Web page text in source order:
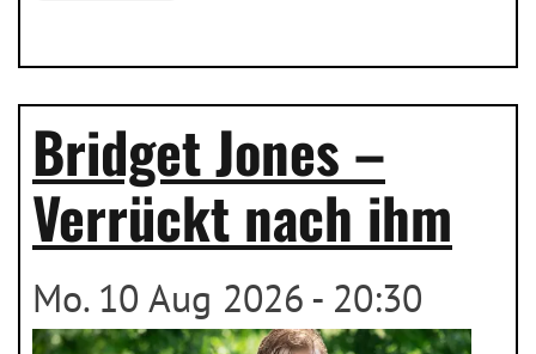
Bridget Jones –
Verrückt nach ihm
Mo. 10 Aug 2026 - 20:30